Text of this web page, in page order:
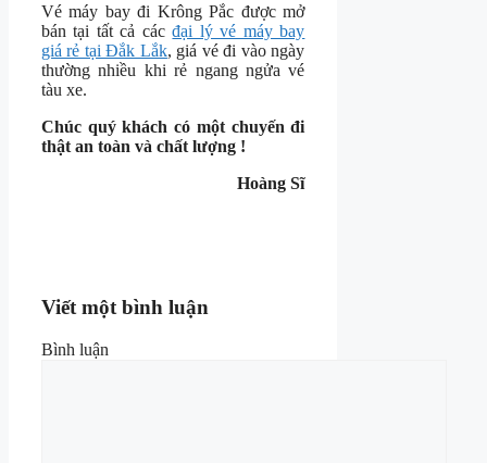
Vé máy bay đi Krông Pắc được mở
bán tại tất cả cácđại lý vé máy bay
giá rẻ tại Đắk Lắk, giá vé đi vào ngày
thường nhiều khi rẻ ngang ngửa vé
tàu xe.
Chúc quý khách có một chuyến đi
thật an toàn và chất lượng !
Hoàng Sĩ
Viết một bình luận
Bình luận